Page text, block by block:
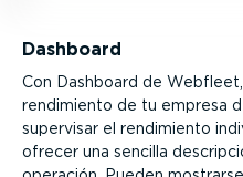
Dashboard
Con Dashboard de
rendimiento de tu empresa
supervisar el rendimiento
ofrecer una sencilla